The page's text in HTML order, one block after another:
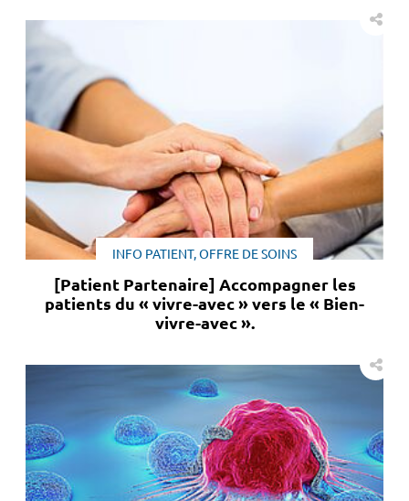
INFO PATIENT, OFFRE DE SOINS
[Patient Partenaire] Accompagner les
patients du « vivre-avec » vers le « Bien-
vivre-avec ».